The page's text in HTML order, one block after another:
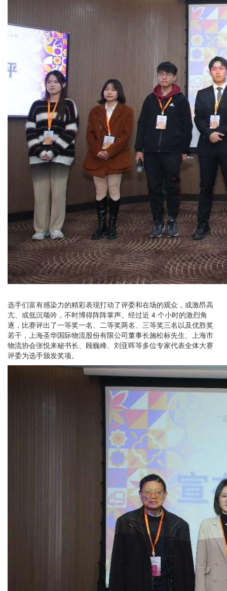
选手们富有感染力的精彩表现打动了评委和在场的观众，或激昂高
亢、或低沉颂吟，不时博得阵阵掌声。经过近 4 个小时的激烈角
逐，比赛评出了一等奖一名、二等奖两名、三等奖三名以及优胜奖
若干，上海圣华国际物流股份有限公司董事长施松标先生、上海市
物流协会张悦来秘书长、顾巍峰、刘亚晖等多位专家代表全体大赛
评委为选手颁发奖项。